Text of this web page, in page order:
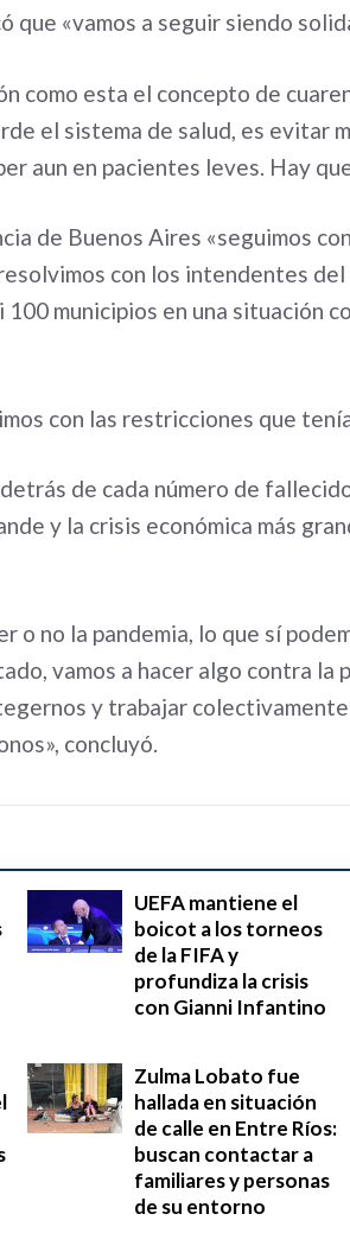
que «vamos a seguir siendo
como esta el concepto de
el sistema de salud, es evitar
aun en pacientes leves. Hay
de Buenos Aires «seguimos
con los intendentes
municipios en una situación
con las restricciones que
de cada número de
y la crisis económica más
o no la pandemia, lo que sí
vamos a hacer algo contra la
y trabajar
concluyó.
UEFA mantiene el
boicot a los torneos
de la FIFA y
profundiza la crisis
con Gianni Infantino
Zulma Lobato fue
hallada en situación
de calle en Entre Ríos:
buscan contactar a
familiares y personas
de su entorno